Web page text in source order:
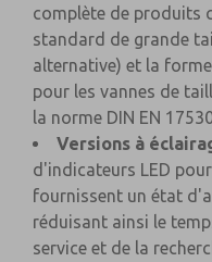
complète de produits
standard de grande
alternative) et la
pour les vannes de
la norme DIN EN
Versions à
d'indicateurs LED
fournissent un état
réduisant ainsi le
service et de la